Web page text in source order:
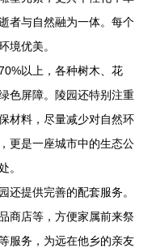
者与自然融为一体。每个
境优美。
以上，各种树木、花
色屏障。陵园还特别注重
材料，尽量减少对自然环
更是一座城市中的生态公
。
还提供完善的配套服务。
商店等，方便家属前来祭
服务，为远在他乡的亲友